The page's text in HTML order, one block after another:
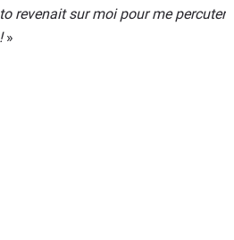
revenait sur moi pour me percuter
»